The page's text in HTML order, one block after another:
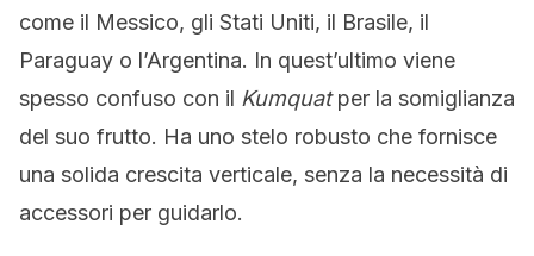
come il Messico, gli Stati Uniti, il Brasile, il
Paraguay o l’Argentina. In quest’ultimo viene
spesso confuso con il Kumquatper la somiglianza
del suo frutto. Ha uno stelo robusto che fornisce
una solida crescita verticale, senza la necessità di
accessori per guidarlo.